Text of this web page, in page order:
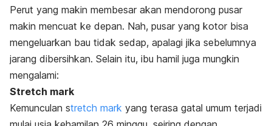
Perut yang makin membesar akan mendorong pusar
makin mencuat ke depan. Nah, pusar yang kotor bisa
mengeluarkan bau tidak sedap, apalagi jika sebelumnya
jarang dibersihkan. Selain itu, ibu hamil juga mungkin
mengalami:
Stretch mark
Kemunculan stretch mark yang terasa gatal umum terjadi